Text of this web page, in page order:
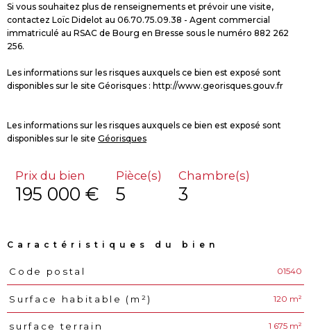
Si vous souhaitez plus de renseignements et prévoir une visite,
contactez Loïc Didelot au 06.70.75.09.38 - Agent commercial
immatriculé au RSAC de Bourg en Bresse sous le numéro 882 262
256.
Les informations sur les risques auxquels ce bien est exposé sont
disponibles sur le site Géorisques : http://www.georisques.gouv.fr
Les informations sur les risques auxquels ce bien est exposé sont
disponibles sur le site Géorisques
Prix du bien
195 000 €
Pièce(s)
5
Chambre(s)
3
Caractéristiques du bien
Caractéristiques
Code postal 01540
Surface habitable (m²) 120 m²
surface terrain 1 675 m²